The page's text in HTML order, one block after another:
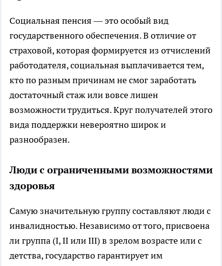
Социальная пенсия — это особый вид
государственного обеспечения. В отличие от
страховой, которая формируется из отчислений
работодателя, социальная выплачивается тем,
кто по разным причинам не смог заработать
достаточный стаж или вовсе лишен
возможности трудиться. Круг получателей этого
вида поддержки невероятно широк и
разнообразен.
Люди с ограниченными возможностями
здоровья
Самую значительную группу составляют люди с
инвалидностью. Независимо от того, присвоена
ли группа (I, II или III) в зрелом возрасте или с
детства, государство гарантирует им